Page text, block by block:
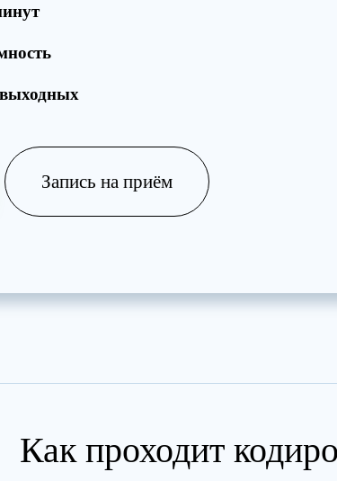
Запись на приём
Как проходит